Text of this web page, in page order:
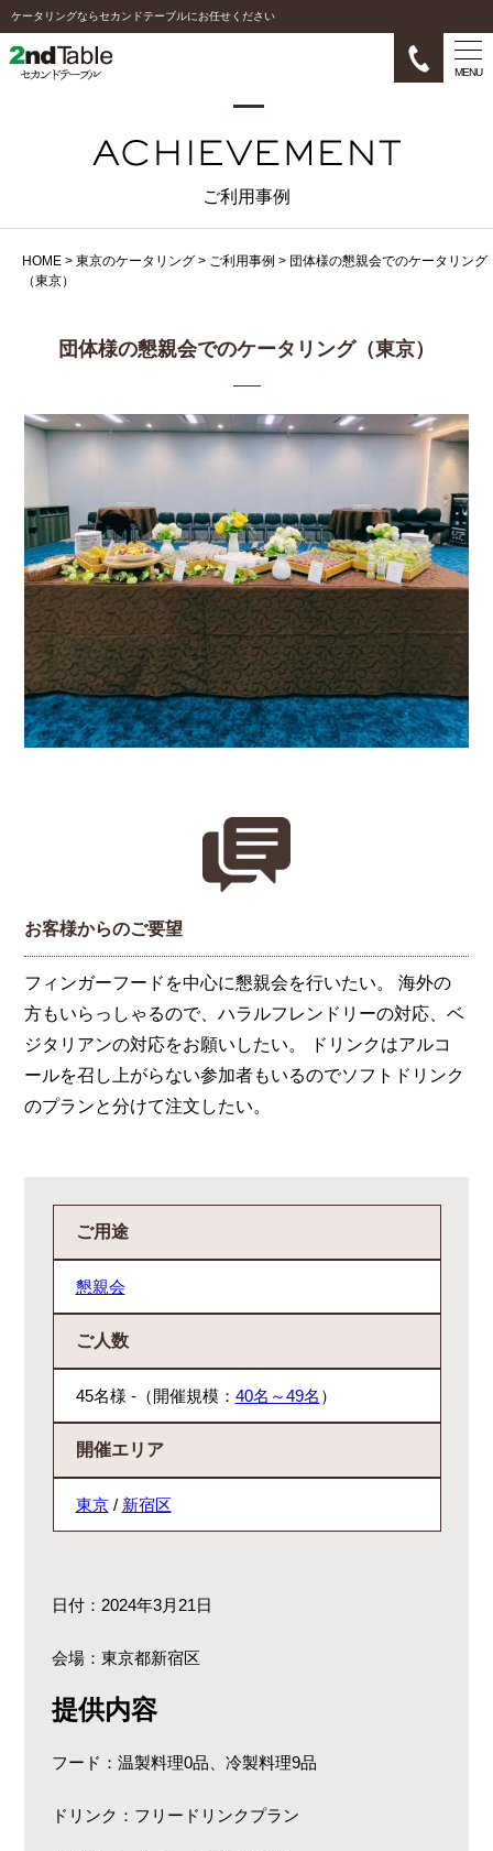
ケータリングならセカンドテーブルにお任せください
MENU
ご利用事例
HOME > 東京のケータリング > ご利用事例 > 団体様の懇親会でのケータリング
（東京）
団体様の懇親会でのケータリング（東京）
お客様からのご要望
フィンガーフードを中心に懇親会を行いたい。 海外の
方もいらっしゃるので、ハラルフレンドリーの対応、ベ
ジタリアンの対応をお願いしたい。 ドリンクはアルコ
ールを召し上がらない参加者もいるのでソフトドリンク
のプランと分けて注文したい。
ご用途
懇親会
ご人数
45名様 -（開催規模： 40名～49名 ）
開催エリア
東京/ 新宿区
日付：2024年3月21日
会場：東京都新宿区
提供内容
フード：温製料理0品、冷製料理9品
ドリンク：フリードリンクプラン